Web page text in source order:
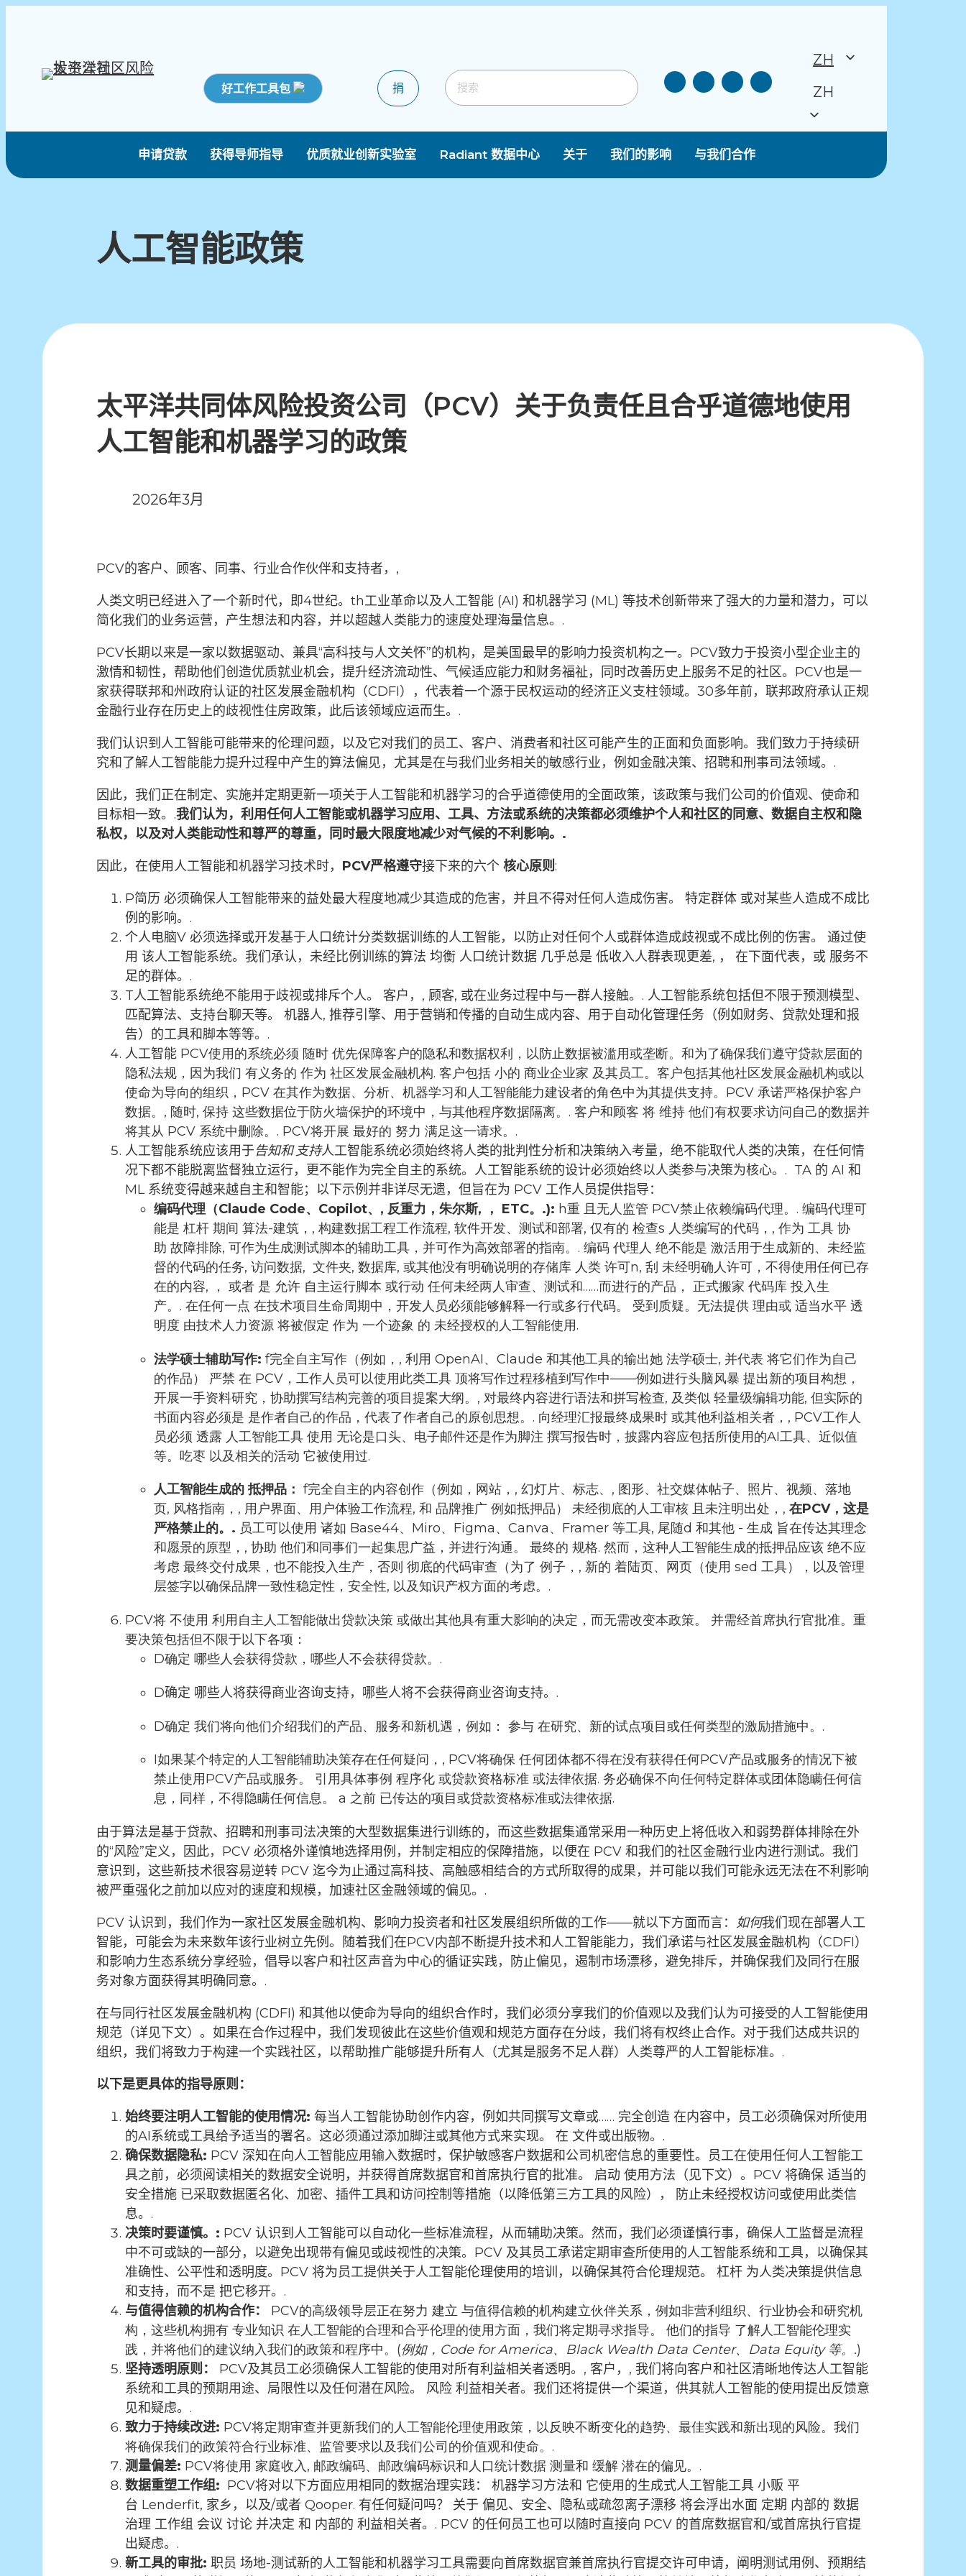
好工作工具包 捐
ZH
ZH
申请贷款 获得导师指导 优质就业创新实验室 Radiant 数据中心 关于 我们的影响 与我们合作
人工智能政策
太平洋共同体风险投资公司（PCV）关于负责任且合乎道德地使用
人工智能和机器学习的政策
2026年3月
PCV的客户、顾客、同事、行业合作伙伴和支持者，,
人类文明已经进入了一个新时代，即4世纪。 th工业革命以及人工智能 (AI) 和机器学习 (ML) 等技术创新带来了强大的力量和潜力，可以
简化我们的业务运营，产生想法和内容，并以超越人类能力的速度处理海量信息。.
PCV长期以来是一家以数据驱动、兼具“高科技与人文关怀”的机构，是美国最早的影响力投资机构之一。PCV致力于投资小型企业主的
激情和韧性，帮助他们创造优质就业机会，提升经济流动性、气候适应能力和财务福祉，同时改善历史上服务不足的社区。PCV也是一
家获得联邦和州政府认证的社区发展金融机构（CDFI），代表着一个源于民权运动的经济正义支柱领域。30多年前，联邦政府承认正规
金融行业存在历史上的歧视性住房政策，此后该领域应运而生。.
我们认识到人工智能可能带来的伦理问题，以及它对我们的员工、客户、消费者和社区可能产生的正面和负面影响。我们致力于持续研
究和了解人工智能能力提升过程中产生的算法偏见，尤其是在与我们业务相关的敏感行业，例如金融决策、招聘和刑事司法领域。.
因此，我们正在制定、实施并定期更新一项关于人工智能和机器学习的合乎道德使用的全面政策，该政策与我们公司的价值观、使命和
目标相一致。.我们认为，利用任何人工智能或机器学习应用、工具、方法或系统的决策都必须维护个人和社区的同意、数据自主权和隐
私权，以及对人类能动性和尊严的尊重，同时最大限度地减少对气候的不利影响。.
因此，在使用人工智能和机器学习技术时， PCV严格遵守接下来的六个 核心原则:
P简历 必须确保人工智能带来的益处最大程度地减少其造成的危害，并且不得对任何人造成伤害。 特定群体 或对某些人造成不成比
例的影响。.
个人电脑V 必须选择或开发基于人口统计分类数据训练的人工智能，以防止对任何个人或群体造成歧视或不成比例的伤害。 通过使
用 该人工智能系统。我们承认，未经比例训练的算法 均衡 人口统计数据 几乎总是 低收入人群表现更差, ， 在下面代表，或 服务不
足的群体。.
T人工智能系统绝不能用于歧视或排斥个人。 客户，, 顾客, 或在业务过程中与一群人接触。. 人工智能系统包括但不限于预测模型、
匹配算法、支持台聊天等。 机器人, 推荐引擎、用于营销和传播的自动生成内容、用于自动化管理任务（例如财务、贷款处理和报
告）的工具和脚本等等。.
人工智能 PCV使用的系统必须 随时 优先保障客户的隐私和数据权利，以防止数据被滥用或垄断。 和为了确保我们遵守贷款层面的
隐私法规，因为我们 有义务的 作为 社区发展金融机构. 客户包括 小的 商业企业家 及其员工。客户包括其他社区发展金融机构或以
使命为导向的组织，PCV 在其作为数据、分析、机器学习和人工智能能力建设者的角色中为其提供支持。PCV 承诺严格保护客户
数据。, 随时, 保持 这些数据位于防火墙保护的环境中，与其他程序数据隔离。. 客户和顾客 将 维持 他们有权要求访问自己的数据并
将其从 PCV 系统中删除。. PCV将开展 最好的 努力 满足这一请求。.
人工智能系统应该用于告知和 支持人工智能系统必须始终将人类的批判性分析和决策纳入考量，绝不能取代人类的决策，在任何情
况下都不能脱离监督独立运行，更不能作为完全自主的系统。人工智能系统的设计必须始终以人类参与决策为核心。. TA 的 AI 和
ML 系统变得越来越自主和智能；以下示例并非详尽无遗，但旨在为 PCV 工作人员提供指导：
编码代理（Claude Code、Copilot、, 反重力，朱尔斯, ， ETC。.): h重 且无人监管 PCV禁止依赖编码代理。 . 编码代理可
能是 杠杆 期间 算法-建筑，, 构建数据工程工作流程, 软件开发、测试和部署, 仅有的 检查s 人类编写的代码，, 作为 工具 协
助 故障排除, 可作为生成测试脚本的辅助工具，并可作为高效部署的指南。. 编码 代理人 绝不能是 激活用于生成新的、未经监
督的代码的任务, 访问数据, 文件夹, 数据库, 或其他没有明确说明的存储库 人类 许可n, 刮 未经明确人许可，不得使用任何已存
在的内容, ， 或者 是 允许 自主运行脚本 或行动 任何未经两人审查、测试和……而进行的产品， 正式搬家 代码库 投入生
产。. 在任何一点 在技术项目生命周期中，开发人员必须能够解释一行或多行代码。 受到质疑。无法提供 理由或 适当水平 透
明度 由技术人力资源 将被假定 作为 一个迹象 的 未经授权的人工智能使用.
法学硕士辅助写作: f完全自主写作（例如，, 利用 OpenAI、Claude 和其他工具的输出她 法学硕士, 并代表 将它们作为自己
的作品） 严禁 在 PCV，工作人员可以使用此类工具 顶将写作过程移植到写作中——例如进行头脑风暴 提出新的项目构想，
开展一手资料研究，协助撰写结构完善的项目提案大纲。 , 对最终内容进行语法和拼写检查, 及类似 轻量级编辑功能, 但实际的
书面内容必须是 是作者自己的作品，代表了作者自己的原创思想。. 向经理汇报最终成果时 或其他利益相关者，, PCV工作人
员必须 透露 人工智能工具 使用 无论是口头、电子邮件还是作为脚注 撰写报告时，披露内容应包括所使用的AI工具、近似值
等。 吃枣 以及相关的活动 它被使用过.
人工智能生成的 抵押品： f完全自主的内容创作（例如，网站，, 幻灯片、标志、, 图形、社交媒体帖子、照片、视频、落地
页, 风格指南，, 用户界面、用户体验工作流程, 和 品牌推广 例如抵押品） 未经彻底的人工审核 且未注明出处，, 在PCV，这是
严格禁止的。. 员工可以使用 诸如 Base44、Miro、Figma、Canva、Framer 等工具, 尾随d 和其他 - 生成 旨在传达其理念
和愿景的原型，, 协助 他们和同事们一起集思广益，并进行沟通。 最终的 规格. 然而，这种人工智能生成的抵押品应该 绝不应
考虑 最终交付成果，也不能投入生产，否则 彻底的代码审查（为了 例子，, 新的 着陆页、网页 （使用 sed 工具），以及管理
层签字以确保品牌一致性稳定性，安全性, 以及知识产权方面的考虑。.
PCV将 不使用 利用自主人工智能做出贷款决策 或做出其他具有重大影响的决定，而无需改变本政策。
并需经首席执行官批准。重
要决策包括但不限于以下各项：
D确定 哪些人会获得贷款，哪些人不会获得贷款。.
D确定 哪些人将获得商业咨询支持，哪些人将不会获得商业咨询支持。.
D确定 我们将向他们介绍我们的产品、服务和新机遇，例如： 参与 在研究、新的试点项目或任何类型的激励措施中。.
I如果某个特定的人工智能辅助决策存在任何疑问，, PCV将确保 任何团体都不得在没有获得任何PCV产品或服务的情况下被
禁止使用PCV产品或服务。 引用具体事例 程序化 或贷款资格标准 或法律依据. 务必确保不向任何特定群体或团体隐瞒任何信
息，同样，不得隐瞒任何信息。 a 之前 已传达的项目或贷款资格标准或法律依据.
由于算法是基于贷款、招聘和刑事司法决策的大型数据集进行训练的，而这些数据集通常采用一种历史上将低收入和弱势群体排除在外
的“风险”定义，因此，PCV 必须格外谨慎地选择用例，并制定相应的保障措施，以便在 PCV 和我们的社区金融行业内进行测试。我们
意识到，这些新技术很容易逆转 PCV 迄今为止通过高科技、高触感相结合的方式所取得的成果，并可能以我们可能永远无法在不利影响
被严重强化之前加以应对的速度和规模，加速社区金融领域的偏见。.
PCV 认识到，我们作为一家社区发展金融机构、影响力投资者和社区发展组织所做的工作——就以下方面而言： 如何我们现在部署人工
智能，可能会为未来数年该行业树立先例。随着我们在PCV内部不断提升技术和人工智能能力，我们承诺与社区发展金融机构（CDFI）
和影响力生态系统分享经验，倡导以客户和社区声音为中心的循证实践，防止偏见，遏制市场漂移，避免排斥，并确保我们及同行在服
务对象方面获得其明确同意。.
在与同行社区发展金融机构 (CDFI) 和其他以使命为导向的组织合作时，我们必须分享我们的价值观以及我们认为可接受的人工智能使用
规范（详见下文）。如果在合作过程中，我们发现彼此在这些价值观和规范方面存在分歧，我们将有权终止合作。对于我们达成共识的
组织，我们将致力于构建一个实践社区，以帮助推广能够提升所有人（尤其是服务不足人群）人类尊严的人工智能标准。.
以下是更具体的指导原则：
始终要注明人工智能的使用情况: 每当人工智能协助创作内容，例如共同撰写文章或…… 完全创造 在内容中，员工必须确保对所使用
的AI系统或工具给予适当的署名。这必须通过添加脚注或其他方式来实现。 在 文件或出版物。.
确保数据隐私: PCV 深知在向人工智能应用输入数据时，保护敏感客户数据和公司机密信息的重要性。员工在使用任何人工智能工
具之前，必须阅读相关的数据安全说明，并获得首席数据官和首席执行官的批准。 启动 使用方法（见下文）。PCV 将确保 适当的
安全措施 已采取数据匿名化、加密、插件工具和访问控制等措施（以降低第三方工具的风险），
防止未经授权访问或使用此类信
息。.
决策时要谨慎。 : PCV 认识到人工智能可以自动化一些标准流程，从而辅助决策。然而，我们必须谨慎行事，确保人工监督是流程
中不可或缺的一部分，以避免出现带有偏见或歧视性的决策。PCV 及其员工承诺定期审查所使用的人工智能系统和工具，以确保其
准确性、公平性和透明度。PCV 将为员工提供关于人工智能伦理使用的培训，以确保其符合伦理规范。 杠杆 为人类决策提供信息
和支持，而不是 把它移开。.
与值得信赖的机构合作：
PCV的高级领导层正在努力 建立 与值得信赖的机构建立伙伴关系，例如非营利组织、行业协会和研究机
构，这些机构拥有 专业知识 在人工智能的合理和合乎伦理的使用方面，我们将定期寻求指导。 他们的指导 了解人工智能伦理实
践，并将他们的建议纳入我们的政策和程序中。 (例如，Code for America、Black Wealth Data Center、Data Equity 等。.)
坚持透明原则：
PCV及其员工必须确保人工智能的使用对所有利益相关者透明。, 客户，, 我们将向客户和社区清晰地传达人工智能
系统和工具的预期用途、局限性以及任何潜在风险。 风险 利益相关者。我们还将提供一个渠道，供其就人工智能的使用提出反馈意
见和疑虑。.
致力于持续改进: PCV将定期审查并更新我们的人工智能伦理使用政策，以反映不断变化的趋势、最佳实践和新出现的风险。我们
将确保我们的政策符合行业标准、监管要求以及我们公司的价值观和使命。.
测量偏差: PCV将使用 家庭收入, 邮政编码、邮政编码标识和人口统计数据 测量和 缓解 潜在的偏见。.
数据重塑工作组: PCV将对以下方面应用相同的数据治理实践： 机器学习方法和 它使用的生成式人工智能工具 小贩 平
台 Lenderfit, 家乡，以及/或者 Qooper. 有任何疑问吗？ 关于 偏见、安全、隐私或疏忽离子漂移 将会浮出水面 定期 内部的 数据
治理 工作组 会议 讨论 并决定 和 内部的 利益相关者。. PCV 的任何员工也可以随时直接向 PCV 的首席数据官和/或首席执行官提
出疑虑。.
新工具的审批: 职员 场地-测试新的人工智能和机器学习工具需要向首席数据官兼首席执行官提交许可申请，阐明测试用例、预期结